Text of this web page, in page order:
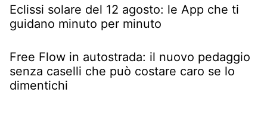
Eclissi solare del 12 agosto: le App che ti
guidano minuto per minuto
Free Flow in autostrada: il nuovo pedaggio
senza caselli che può costare caro se lo
dimentichi